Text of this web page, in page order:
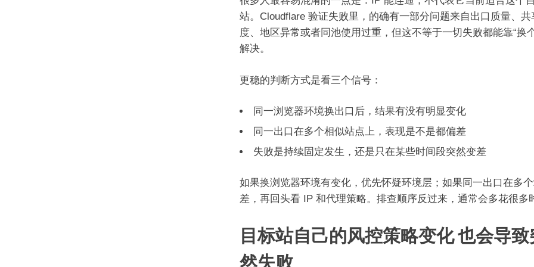
站。Cloudflare 验证失败里，的确有一部分问题来自出口质量、共
度、地区异常或者同池使用过重，但这不等于一切失败都能靠“换
解决。
更稳的判断方式是看三个信号：
同一浏览器环境换出口后，结果有没有明显变化
同一出口在多个相似站点上，表现是不是都偏差
失败是持续固定发生，还是只在某些时间段突然变差
如果换浏览器环境有变化，优先怀疑环境层；如果同一出口在多
差，再回头看 IP 和代理策略。排查顺序反过来，通常会多花很多
目标站自己的风控策略变化 也会导致
然失败